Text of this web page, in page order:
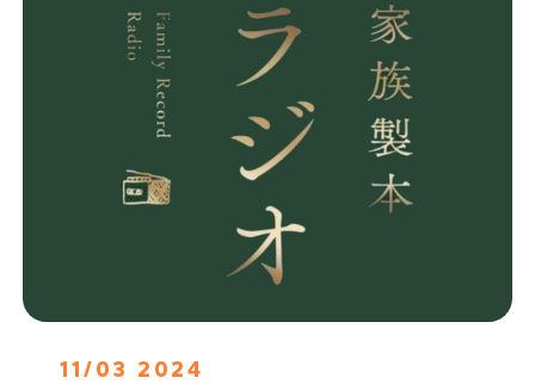
11/03 2024